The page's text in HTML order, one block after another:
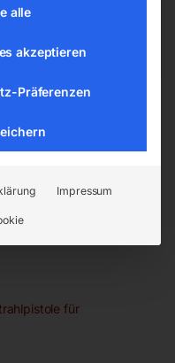
für
alle
akzeptieren
Präferenzen
Impressum